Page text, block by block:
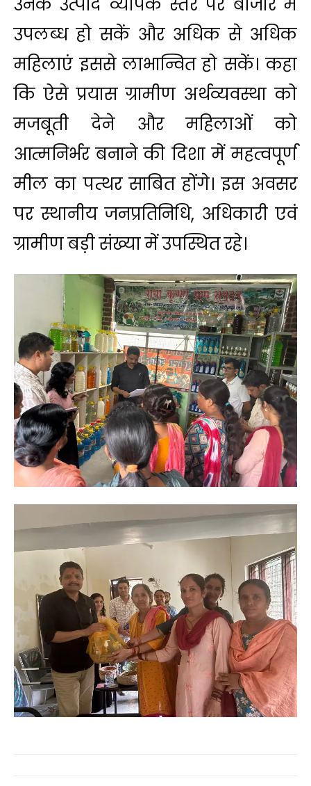
उनके उत्पाद व्यापक स्तर पर बाजार में
उपलब्ध हो सकें और अधिक से अधिक
महिलाएं इससे लाभान्वित हो सकें। कहा
कि ऐसे प्रयास ग्रामीण अर्थव्यवस्था को
मजबूती देने और महिलाओं को
आत्मनिर्भर बनाने की दिशा में महत्वपूर्ण
मील का पत्थर साबित होंगे। इस अवसर
पर स्थानीय जनप्रतिनिधि, अधिकारी एवं
ग्रामीण बड़ी संख्या में उपस्थित रहे।